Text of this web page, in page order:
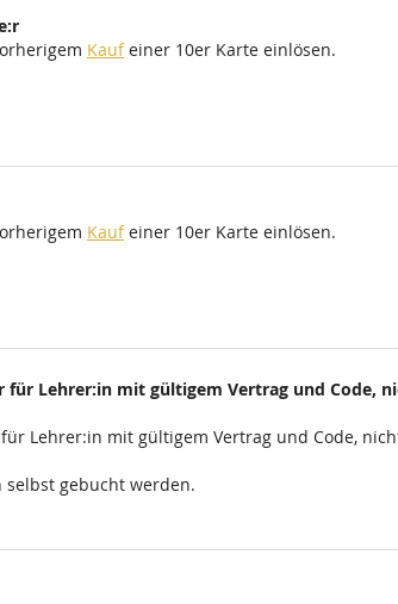
Kaufeiner 10er Karte einlösen.
Kaufeiner 10er Karte einlösen.
Lehrer:in mit gültigem Vertrag und Code,
Lehrer:in mit gültigem Vertrag und Code,
selbst gebucht werden.